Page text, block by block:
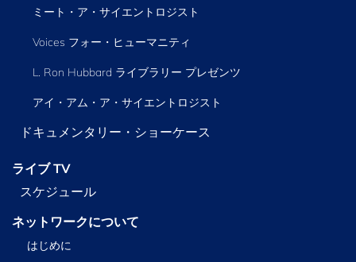
ミート・ア・サイエントロジスト
Voices フォー・ヒューマニティ
L. Ron Hubbard ライブラリー プレゼンツ
アイ・アム・ア・サイエントロジスト
ドキュメンタリー・ショーケース
ライブ TV
スケジュール
ネットワークについて
はじめに